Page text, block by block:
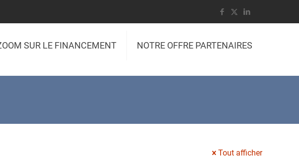
SUR LE FINANCEMENT NOTRE OFFRE PARTENAIRES
Tout afficher